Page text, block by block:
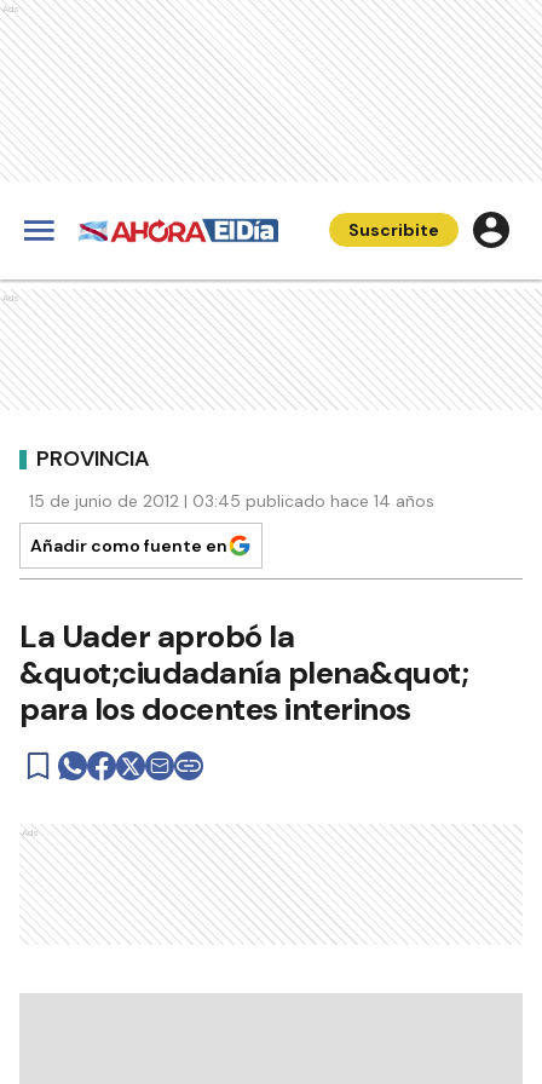
Ads
Suscribite
Ads
PROVINCIA
15 de junio de 2012 | 03:45 publicado hace 14 años
Añadir como fuente en
La Uader aprobó la
&quot;ciudadanía plena&quot;
para los docentes interinos
Ads